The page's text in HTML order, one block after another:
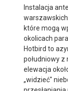
Instalacja
które mogą
okolicach
Hotbird to
południowy
elewacja
„widzieć"